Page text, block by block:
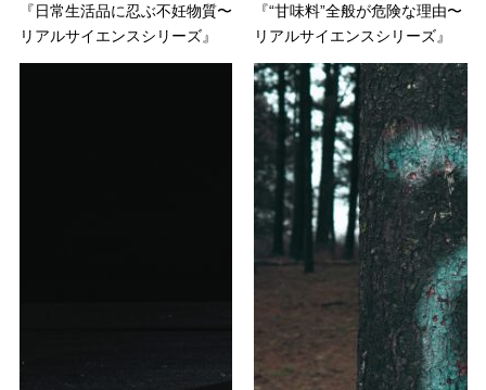
『日常生活品に忍ぶ不妊物質〜
リアルサイエンスシリーズ』
『“甘味料”全般が危険な理由〜
リアルサイエンスシリーズ』